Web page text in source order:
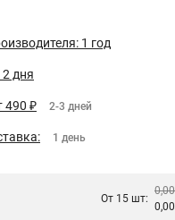
1 год
дня
490 ₽ 2-3 дней
1 день
От 15 шт: